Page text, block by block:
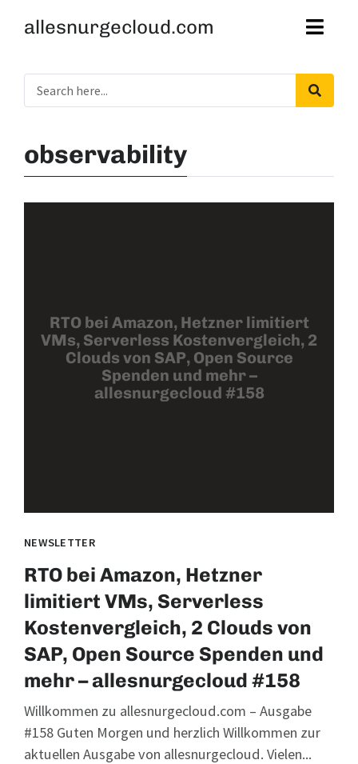
allesnurgecloud.com
observability
RTO bei Amazon, Hetzner limitiert
VMs, Serverless Kostenvergleich, 2
Clouds von SAP, Open Source
Spenden und mehr –
allesnurgecloud #158
NEWSLETTER
RTO bei Amazon, Hetzner
limitiert VMs, Serverless
Kostenvergleich, 2 Clouds von
SAP, Open Source Spenden und
mehr – allesnurgecloud #158
Willkommen zu allesnurgecloud.com – Ausgabe
#158 Guten Morgen und herzlich Willkommen zur
aktuellen Ausgabe von allesnurgecloud. Vielen...